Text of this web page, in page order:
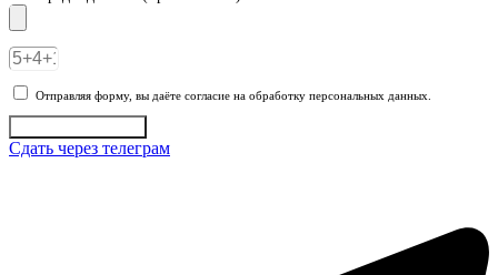
Отправляя форму, вы даёте согласие на обработку персональных данных.
Сдать через телеграм